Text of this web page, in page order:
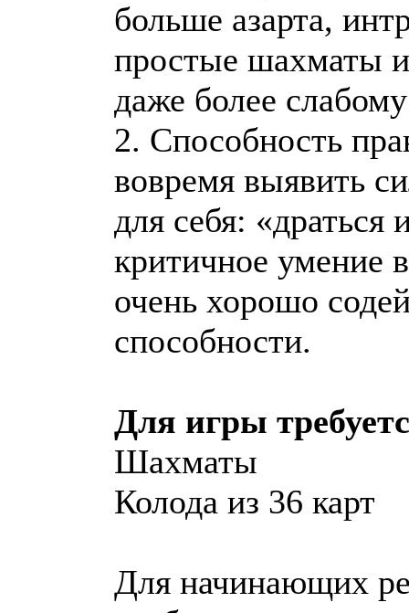
больше азарта,
простые шахматы
даже более
2. Способность
вовремя выявить
для себя:
критичное умение
очень хорошо
способности.
Для игры
Шахматы
Колода из 36 карт
Для начинающих